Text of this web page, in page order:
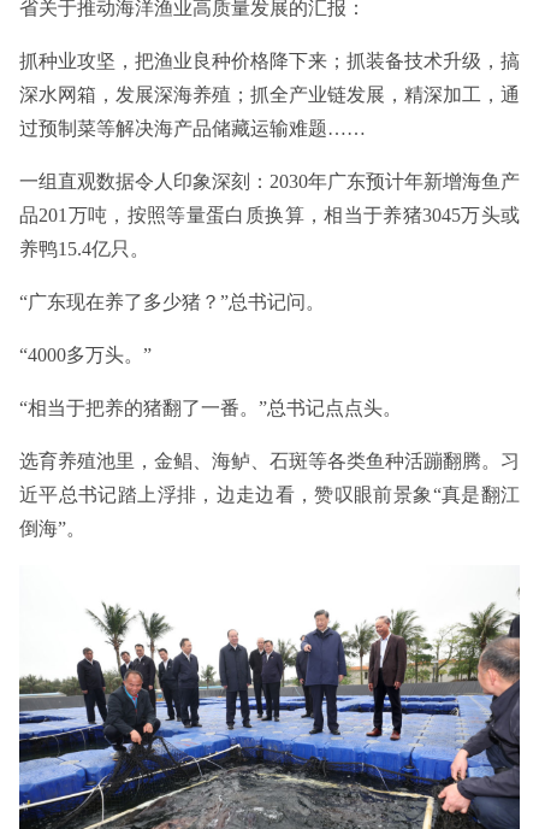
省关于推动海洋渔业高质量发展的汇报：
抓种业攻坚，把渔业良种价格降下来；抓装备技术升级，搞
深水网箱，发展深海养殖；抓全产业链发展，精深加工，通
过预制菜等解决海产品储藏运输难题……
一组直观数据令人印象深刻：2030年广东预计年新增海鱼产
品201万吨，按照等量蛋白质换算，相当于养猪3045万头或
养鸭15.4亿只。
“广东现在养了多少猪？”总书记问。
“4000多万头。”
“相当于把养的猪翻了一番。”总书记点点头。
选育养殖池里，金鲳、海鲈、石斑等各类鱼种活蹦翻腾。习
近平总书记踏上浮排，边走边看，赞叹眼前景象“真是翻江
倒海”。